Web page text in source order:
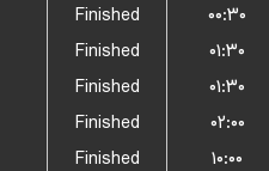
Finished
۰۰:۳۰
Finished
۰۱:۳۰
Finished
۰۱:۳۰
Finished
۰۲:۰۰
Finished
۱۰:۰۰